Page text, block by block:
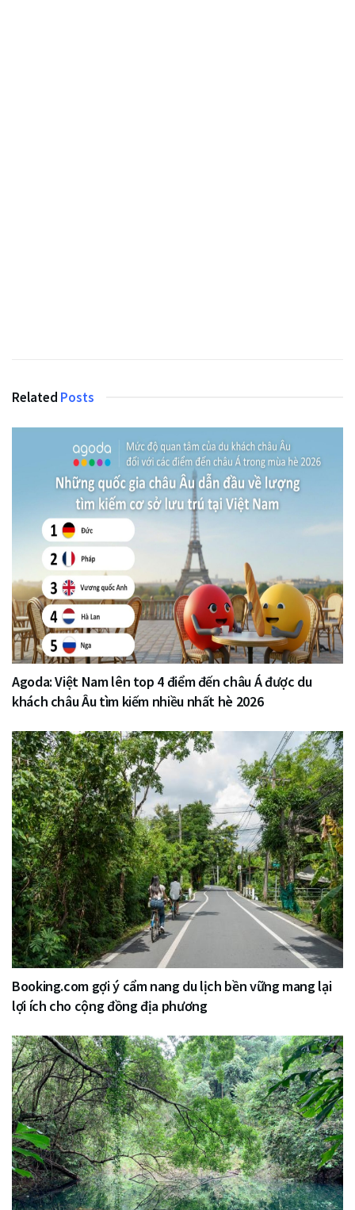
Related Posts
Agoda: Việt Nam lên top 4 điểm đến châu Á được du
khách châu Âu tìm kiếm nhiều nhất hè 2026
Booking.com gợi ý cẩm nang du lịch bền vững mang lại
lợi ích cho cộng đồng địa phương